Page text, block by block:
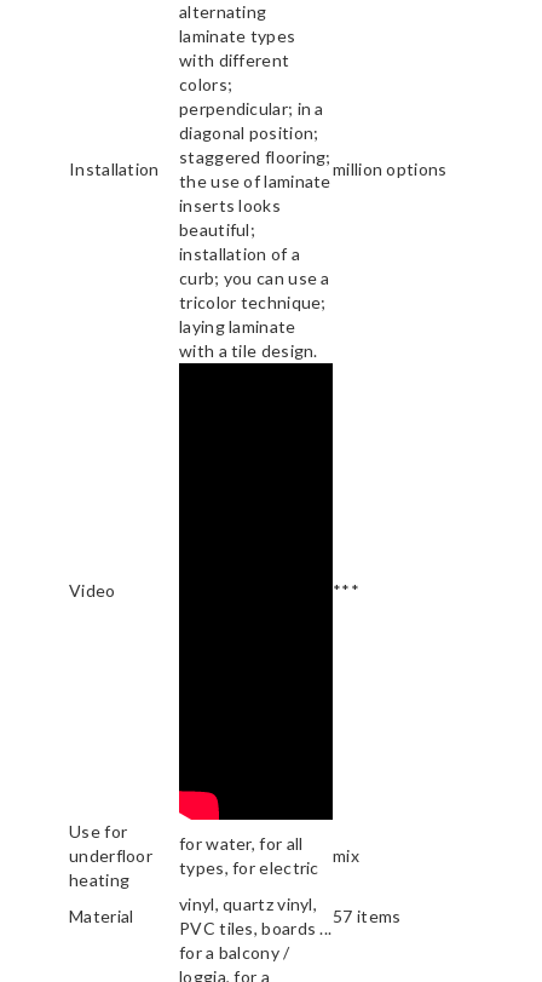
Installation
alternating
laminate types
with different
colors;
perpendicular; in a
diagonal position;
staggered flooring;
the use of laminate
inserts looks
beautiful;
installation of a
curb; you can use a
tricolor technique;
laying laminate
with a tile design.
million options
Video ***
Use for
underfloor
heating
for water, for all
types, for electric
mix
Material
vinyl, quartz vinyl,
PVC tiles, boards ...
57 items
for a balcony /
loggia, for a